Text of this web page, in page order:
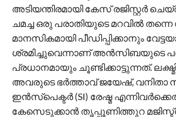
അടിയന്തിരമായി കേസ് രജിസ്റ്റർ
ചമച്ച ഒരു പരാതിയുടെ മറവിൽ തന്നെ
മാനസികമായി പീഡിപ്പിക്കാനും
ശ്രമിച്ചുവെന്നാണ് അൻസിബയുടെ
പ്രധാനമായും ചൂണ്ടിക്കാട്ടുന്നത്.
അവരുടെ ഭർത്താവ് ജയേഷ്,
ഇൻസ്പെക്ടർ (SI) രേഷ്മ
കേസെടുക്കാൻ തൃപ്പൂണിത്തുറ